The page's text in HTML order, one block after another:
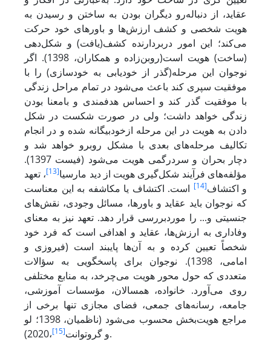
عقاید، از دنباله‌رو دیگران بودن به ساختن و رسیدن به
هویت شخصی و کشف ارزش‌ها و باورهای خود حرکت
می‌کند؛ این امور دربردارنده کشف(یافت) و شکل‌دهی
(ساخت) هویت است(روبن‌زاده و همکاران، 1398). اگر
نوجوان این مرحله(گذر از خودیابی به خودسازی) را با
موفقیت سپری کند باعث می‌شود در تمام مراحل زندگی
با موفقیت گذر کند و احساس هدفمندی و بامعنا بودن
زندگی خواهد داشت؛ ولی در صورت شکست در شکل
دادن به هویت در این مرحله از‌خود‌بیگانه شده و در انجام
تکالیف مرحله‌های بعدی با مشکل روبرو خواهد شد و
دچار بحران و سردرگمی هویت می‌شود (فیست 1397).
مؤلفه‌های فرآیند شکل‌گیری هویت از دید مارسیا[13]
، تعهد
و اکتشاف[14]
است. اکتشاف یا مکاشفه به این معناست
که نوجوان باید عقاید و باورها، مسائل وجودی، نقش‌های
جنسیتی و... را موردبررسی قرار دهد. تعهد نیز به معنای
وفاداری به ارزش‌ها، عقاید و اهدافی است که فرد خود
شخصاً تعیین کرده و به آن‌ها پایبند است (فیروزی و
امامی، 1398). نوجوان برای پاسخگویی به سؤالات
متعددی که حول محور هویت می‌چرخد، به منابع مختلفی
روی می‌آورد. خانواده، همسالان، مؤسسات آموزشی،
جامعه، رسانه‌های جمعی، فضای مجازی تنها برخی از
مراجع هویت‌بخش محسوب می‌شود (ناظمیان، 1398؛ لو
و گروتوانت[15]
،2020).